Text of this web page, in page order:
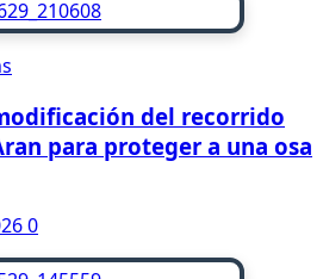
del recorrido
para proteger a una osa
0